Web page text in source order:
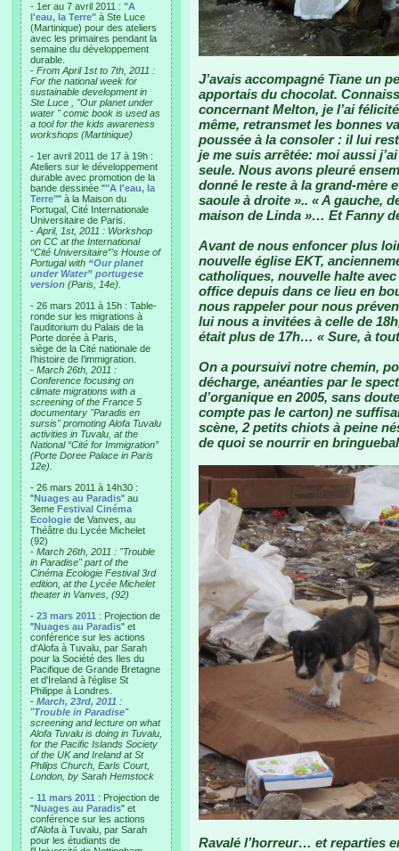
- 1er au 7 avril 2011 : "A
l'eau, la Terre" à Ste Luce
(Martinique) pour des ateliers
avec les primaires pendant la
semaine du développement
durable.
- From April 1st to 7th, 2011 :
For the national week for
sustainable development in
Ste Luce , "Our planet under
water " comic book is used as
a tool for the kids awareness
workshops (Martinique)
- 1er avril 2011 de 17 à 19h :
Ateliers sur le développement
durable avec promotion de la
bande dessinée ""A l'eau, la
Terre"" à la Maison du
Portugal, Cité Internationale
Universitaire de Paris.
- April, 1st, 2011 : Workshop
on CC at the International
“Cité Universitaire”’s House of
Portugal with “Our planet
under Water” portugese
version (Paris, 14e).
- 26 mars 2011 à 15h : Table-
ronde sur les migrations à
l’auditorium du Palais de la
Porte dorée à Paris,
siège de la Cité nationale de
l’histoire de l’immigration.
- March 26th, 2011 :
Conference focusing on
climate migrations with a
screening of the France 5
documentary "Paradis en
sursis" promoting Alofa Tuvalu
activities in Tuvalu, at the
National “Cité for Immigration”
(Porte Doree Palace in Paris
12e).
- 26 mars 2011 à 14h30 :
"Nuages au Paradis" au
3eme Festival Cinéma
Ecologie de Vanves, au
Théâtre du Lycée Michelet
(92)
- March 26th, 2011 : "Trouble
in Paradise" part of the
Cinéma Ecologie Festival 3rd
edition, at the Lycée Michelet
theater in Vanves, (92)
- 23 mars 2011 : Projection de
"Nuages au Paradis" et
conférence sur les actions
d'Alofa à Tuvalu, par Sarah
pour la Société des Iles du
Pacifique de Grande Bretagne
et d'Ireland à l'église St
Philippe à Londres.
- March, 23rd, 2011 :
"Trouble in Paradise"
screening and lecture on what
Alofa Tuvalu is doing in Tuvalu,
for the Pacific Islands Society
of the UK and Ireland at St
Philips Church, Earls Court,
London, by Sarah Hemstock
- 11 mars 2011 : Projection de
"Nuages au Paradis" et
conférence sur les actions
d'Alofa à Tuvalu, par Sarah
pour les étudiants de
J’avais accompagné Tiane un
apportais du chocolat.
concernant Melton, je l’ai
même, retransmet les bonnes
poussée à la consoler : il lui
je me suis arrêtée: moi aussi
seule. Nous avons pleuré
donné le reste à la grand-mère
saoule à droite ».. « A gauche,
maison de Linda »… Et Fanny
Avant de nous enfoncer plus
nouvelle église EKT,
catholiques, nouvelle halte
office depuis dans ce lieu en
nous rappeler pour nous
lui nous a invitées à celle de
était plus de 17h… « Sure, à
On a poursuivi notre chemin,
décharge, anéanties par le
d’organique en 2005, sans
compte pas le carton) ne
scène, 2 petits chiots à peine
de quoi se nourrir en
Ravalé l’horreur… et reparties